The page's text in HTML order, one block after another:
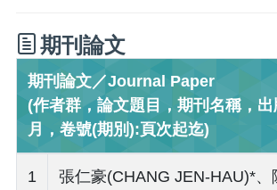
期刊論文
期刊論文／Journal Paper
(作者群，論文題目，期刊名稱，出
月，卷號(期別):頁次起迄)
1
張仁豪(CHANG JEN-HAU)*、